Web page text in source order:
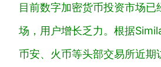
目前数字加密货币投资市场已
场，用户增长乏力。根据
币安、火币等头部交易所近期